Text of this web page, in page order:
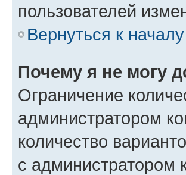
пользователей
Вернуться к началу
Почему я не могу
Ограничение
администратором
количество
с администратором